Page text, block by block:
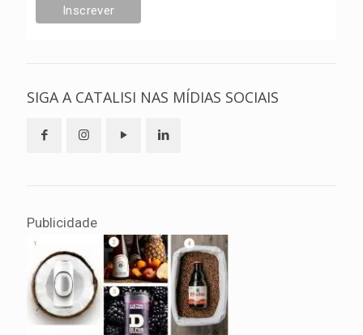
SIGA A CATALISI NAS MÍDIAS SOCIAIS
Publicidade